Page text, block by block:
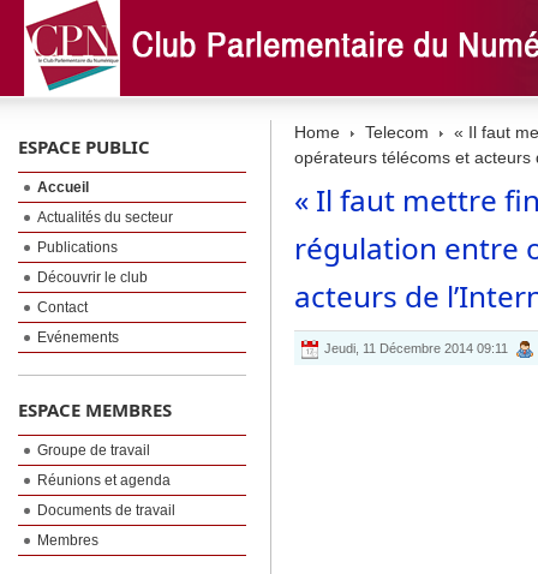
Home Telecom
« Il faut
opérateurs télécoms et acteurs
« Il faut mettre
régulation entre
acteurs de
Jeudi, 11 Décembre 2014 09:11
ESPACE PUBLIC
Accueil
Actualités du secteur
Publications
Découvrir le club
Contact
Evénements
ESPACE MEMBRES
Groupe de travail
Réunions et agenda
Documents de travail
Membres